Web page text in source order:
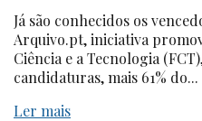
Já são conhecidos os
Arquivo.pt, iniciativa
Ciência e a Tecnologia
candidaturas, mais 61% do...
Ler mais